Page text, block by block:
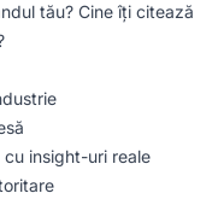
tău? Cine îți citează
insight-uri reale